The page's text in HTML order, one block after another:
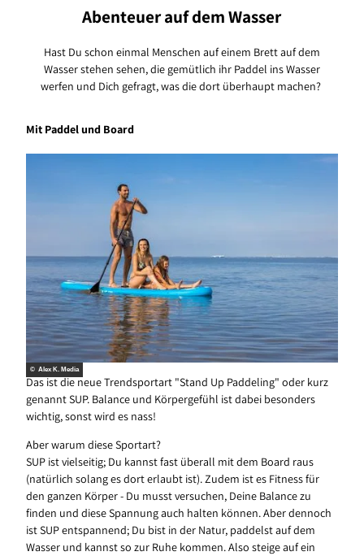
Abenteuer auf dem Wasser
Hast Du schon einmal Menschen auf einem Brett auf dem
Wasser stehen sehen, die gemütlich ihr Paddel ins Wasser
werfen und Dich gefragt, was die dort überhaupt machen?
Mit Paddel und Board
© Alex K. Media
Das ist die neue Trendsportart "Stand Up Paddeling" oder kurz
genannt SUP. Balance und Körpergefühl ist dabei besonders
wichtig, sonst wird es nass!
Aber warum diese Sportart?
SUP ist vielseitig; Du kannst fast überall mit dem Board raus
(natürlich solang es dort erlaubt ist). Zudem ist es Fitness für
den ganzen Körper - Du musst versuchen, Deine Balance zu
finden und diese Spannung auch halten können. Aber dennoch
ist SUP entspannend; Du bist in der Natur, paddelst auf dem
Wasser und kannst so zur Ruhe kommen. Also steige auf ein